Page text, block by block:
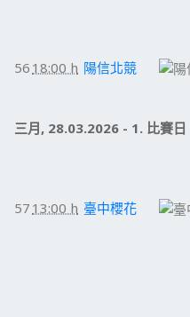
56 18:00 h 陽信北競
三月, 28.03.2026 - 1. 比賽日
57 13:00 h 臺中櫻花